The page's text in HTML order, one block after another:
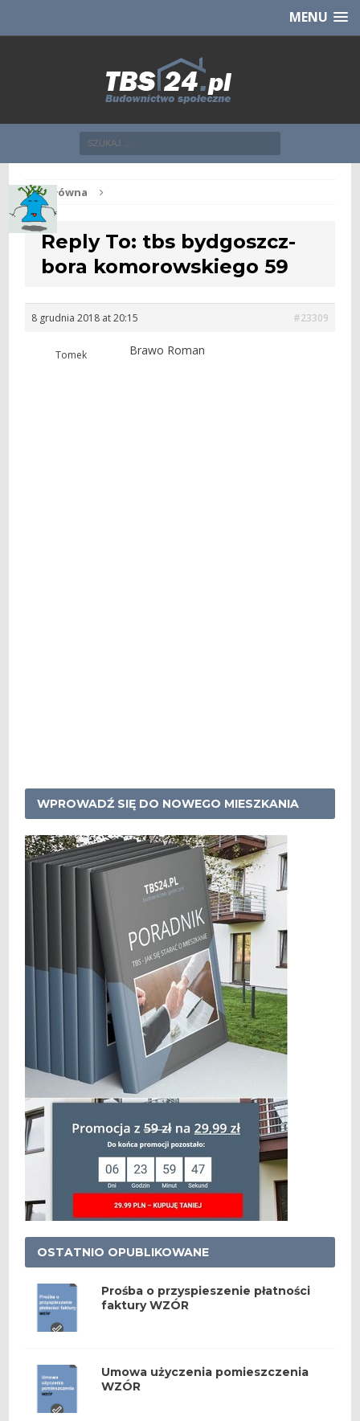
CHCĘ [klik]MENU
Str. główna
Reply To: tbs bydgoszcz-
bora komorowskiego 59
8 grudnia 2018 at 20:15 #23309
Tomek Brawo Roman
WPROWADŹ SIĘ DO NOWEGO MIESZKANIA
OSTATNIO OPUBLIKOWANE
Prośba o przyspieszenie płatności
faktury WZÓR
Umowa użyczenia pomieszczenia
WZÓR